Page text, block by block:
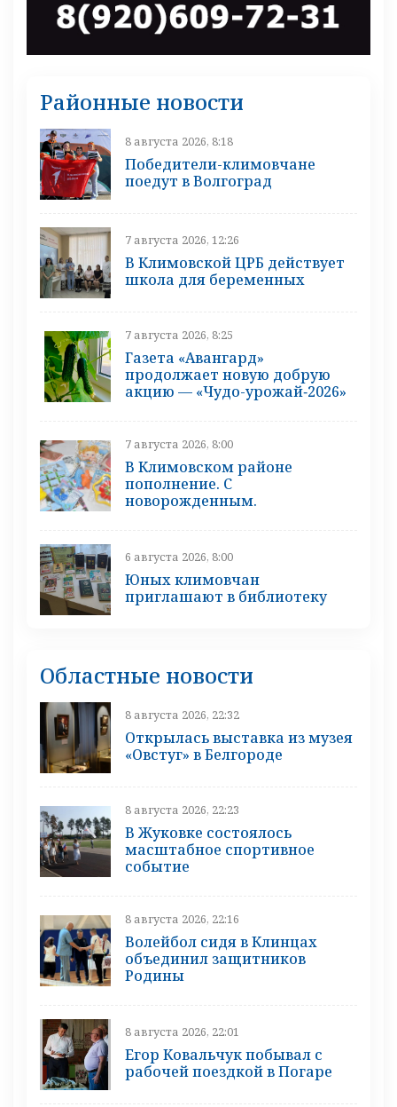
Районные новости
8 августа 2026, 8:18
Победители-климовчане
поедут в Волгоград
7 августа 2026, 12:26
В Климовской ЦРБ действует
школа для беременных
7 августа 2026, 8:25
Газета «Авангард»
продолжает новую добрую
акцию — «Чудо-урожай‑2026»
7 августа 2026, 8:00
В Климовском районе
пополнение. С
новорожденным.
6 августа 2026, 8:00
Юных климовчан
приглашают в библиотеку
Областные новости
8 августа 2026, 22:32
Открылась выставка из музея
«Овстуг» в Белгороде
8 августа 2026, 22:23
В Жуковке состоялось
масштабное спортивное
событие
8 августа 2026, 22:16
Волейбол сидя в Клинцах
объединил защитников
Родины
8 августа 2026, 22:01
Егор Ковальчук побывал с
рабочей поездкой в Погаре